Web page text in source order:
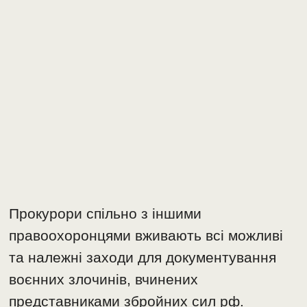
Прокурори спільно з іншими
правоохоронцями вживають всі можливі
та належні заходи для документування
воєнних злочинів, вчинених
представниками збройних сил рф.